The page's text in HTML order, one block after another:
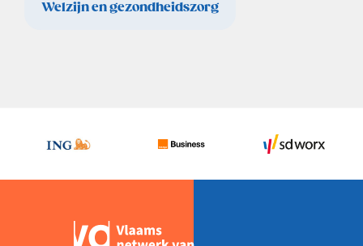
Welzijn en gezondheidszorg